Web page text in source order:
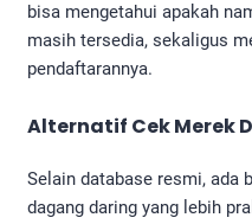
bisa mengetahui apakah
masih tersedia, sekaligus
pendaftarannya.
Alternatif Cek Merek
Selain database resmi, ada
dagang daring yang lebih